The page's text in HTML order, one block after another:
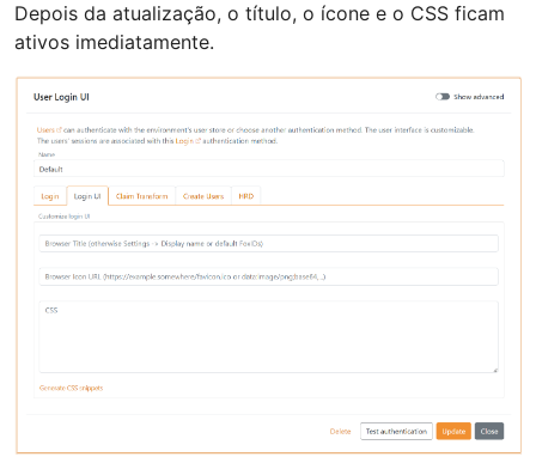
Depois da atualização, o título, o ícone e o CSS ficam
ativos imediatamente.